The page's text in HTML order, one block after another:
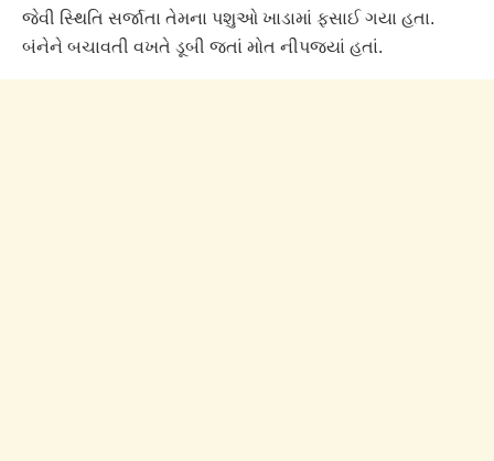
જેવી સ્થિતિ સર્જાતા તેમના પશુઓ ખાડામાં ફસાઈ ગયા હતા.
બંનેને બચાવતી વખતે ડૂબી જતાં મોત નીપજ્યાં હતાં.